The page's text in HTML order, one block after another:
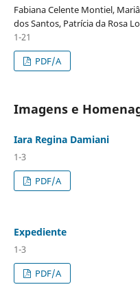
Fabiana Celente Montiel,
dos Santos, Patrícia da Rosa
1-21
PDF/A
Imagens e
Iara Regina Damiani
1-3
PDF/A
Expediente
1-3
PDF/A